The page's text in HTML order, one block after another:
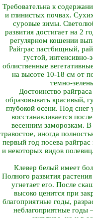
Требовательна к
и глинистых почвах.
суровые зимы.
развития достигает на 2
регулярном кошении
Райграс пастбищный,
густой,
облиственные
на высоте 10-18 см от
темно-
Достоинство
образовывать красивый,
глубокой осени. Под
восстанавливается
весенним заморозкам.
травостое, иногда
первый год посева
и некоторых видов
Клевер белый имеет
Полного развития
угнетает его. После
высоко ценится при
благоприятные годы,
неблагоприятные годы